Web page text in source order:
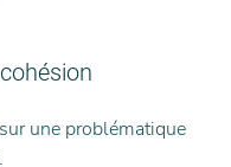
une problématique